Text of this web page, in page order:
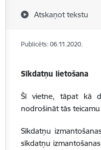
Atskaņot tekstu
Publicēts: 06.11.2020.
Sīkdatņu lietošana
Šī vietne, tāpat kā
nodrošināt tās
Sīkdatņu
sīkdatņu